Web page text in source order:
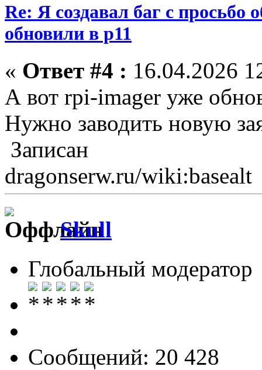
Re: Я создавал баг с просьбо
обновили в p11
« Ответ #4 : 16.04.2026
А вот rpi-imager уже
Нужно заводить новую
Записан
dragonserw.ru/wiki:basealt
Skull
Глобальный модератор
Сообщений: 20 428